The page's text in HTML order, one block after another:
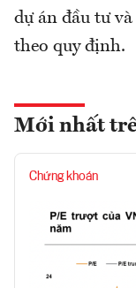
dự án đầu tư
theo quy định.
Mới nhất
Chứng khoán